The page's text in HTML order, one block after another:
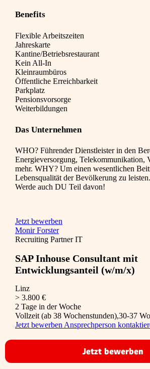
Benefits
Flexible Arbeitszeiten
Jahreskarte
Kantine/Betriebsrestaurant
Kein All-In
Kleinraumbüros
Öffentliche Erreichbarkeit
Parkplatz
Pensionsvorsorge
Weiterbildungen
Das Unternehmen
WHO? Führender Dienstleister in den
Energieversorgung, Telekommunikation,
mehr. WHY? Um einen wesentlichen
Lebensqualität der Bevölkerung zu
Werde auch DU Teil davon!
Jetzt bewerben
Monir Forster
Recruiting Partner IT
SAP Inhouse Consultant mit
Entwicklungsanteil (w/m/x)
Linz
> 3.800 €
2 Tage in der Woche
Vollzeit (ab 38 Wochenstunden),30-37
Jetzt bewerbenAnsprechperson
Jetzt bewerben